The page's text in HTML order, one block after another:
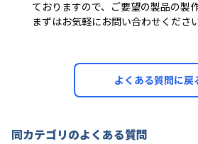
ておりますので、ご要望の製品の製
まずはお気軽にお問い合わせください
よくある質問に戻
同カテゴリのよくある質問